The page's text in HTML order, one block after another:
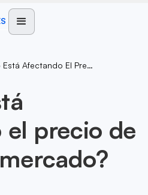
¿Cómo Está Afectando El Precio De Bitcoin Al Mercado?
precio de